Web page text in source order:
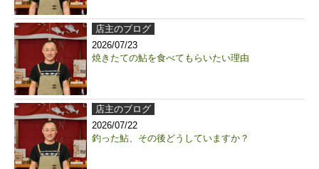
店主のブログ
2026/07/23
焼きたての鮎を食べてもらいたい理由
店主のブログ
2026/07/22
釣った鮎、その後どうしていますか？